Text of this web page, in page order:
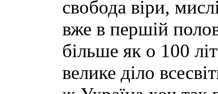
свобода віри,
вже в першій
більше як о 100
велике діло